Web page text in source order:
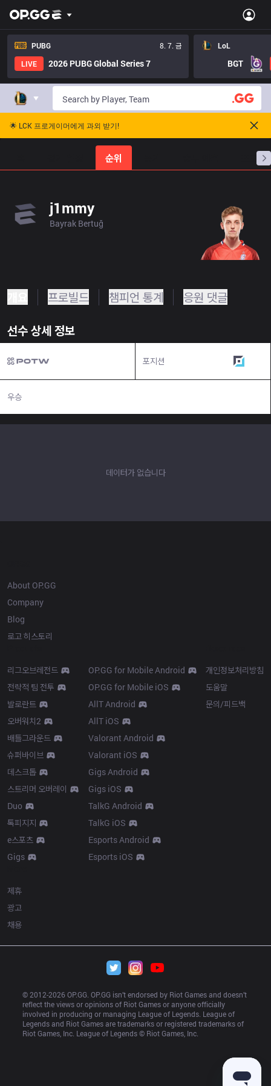
PUBG
8. 7. 금
LIVE
2026 PUBG Global Series 7
LoL
BGT
🌟 LCK 프로게이머에게 과외 받기!
순위 프로빌
j1mmy
Bayrak Bertuğ
프로빌드 챔피언 통계 응원 댓글
선수 상세 정보
포지션
우승
데이터가 없습니다
About OP.GG
Company
Blog
로고 히스토리
리그오브레전드
전략적 팀 전투
발로란트
오버워치2
배틀그라운드
슈퍼바이브
데스크톱
스트리머 오버레이
Duo
톡피지지
e스포츠
Gigs
OP.GG for Mobile Android
OP.GG for Mobile iOS
AllT Android
AllT iOS
Valorant Android
Valorant iOS
Gigs Android
Gigs iOS
TalkG Android
TalkG iOS
Esports Android
Esports iOS
개인정보처리방침
도움말
문의/피드백
제휴
광고
채용
© 2012-2026 OP.GG. OP.GG isn’t endorsed by Riot Games and doesn’t
reflect the views or opinions of Riot Games or anyone officially
involved in producing or managing League of Legends. League of
Legends and Riot Games are trademarks or registered trademarks of
Riot Games, Inc. League of Legends © Riot Games, Inc.